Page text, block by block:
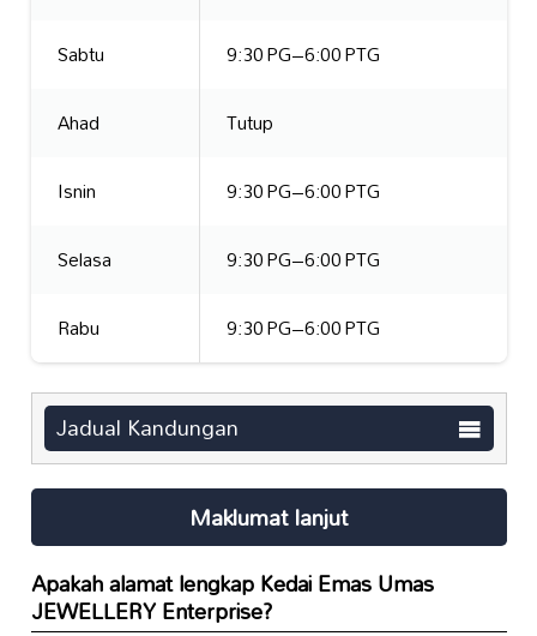
Sabtu
9:30 PG–6:00 PTG
Ahad
Tutup
Isnin
9:30 PG–6:00 PTG
Selasa
9:30 PG–6:00 PTG
Rabu
9:30 PG–6:00 PTG
Jadual Kandungan
Maklumat lanjut
Apakah alamat lengkapKedai Emas Umas
JEWELLERY Enterprise?